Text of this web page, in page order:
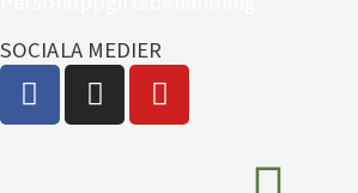
SOCIALA MEDIER
F
a
c
I
n
s
Y
o
u